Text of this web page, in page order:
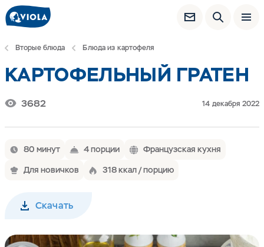
Вторые блюда Блюда из картофеля
КАРТОФЕЛЬНЫЙ ГРАТЕН
3682 14 декабря 2022
80 минут 4 порции
Французская кухня
Для новичков
318 ккал / порцию
Скачать